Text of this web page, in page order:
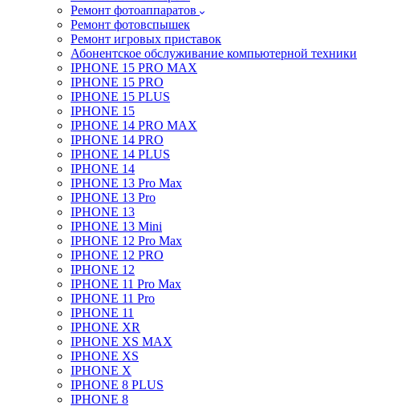
Ремонт фотоаппаратов
Ремонт фотовспышек
Ремонт игровых приставок
Абонентское обслуживание компьютерной техники
IPHONE 15 PRO MAX
IPHONE 15 PRO
IPHONE 15 PLUS
IPHONE 15
IPHONE 14 PRO MAX
IPHONE 14 PRO
IPHONE 14 PLUS
IPHONE 14
IPHONE 13 Pro Max
IPHONE 13 Pro
IPHONE 13
IPHONE 13 Mini
IPHONE 12 Pro Max
IPHONE 12 PRO
IPHONE 12
IPHONE 11 Pro Max
IPHONE 11 Pro
IPHONE 11
IPHONE XR
IPHONE XS MAX
IPHONE XS
IPHONE X
IPHONE 8 PLUS
IPHONE 8